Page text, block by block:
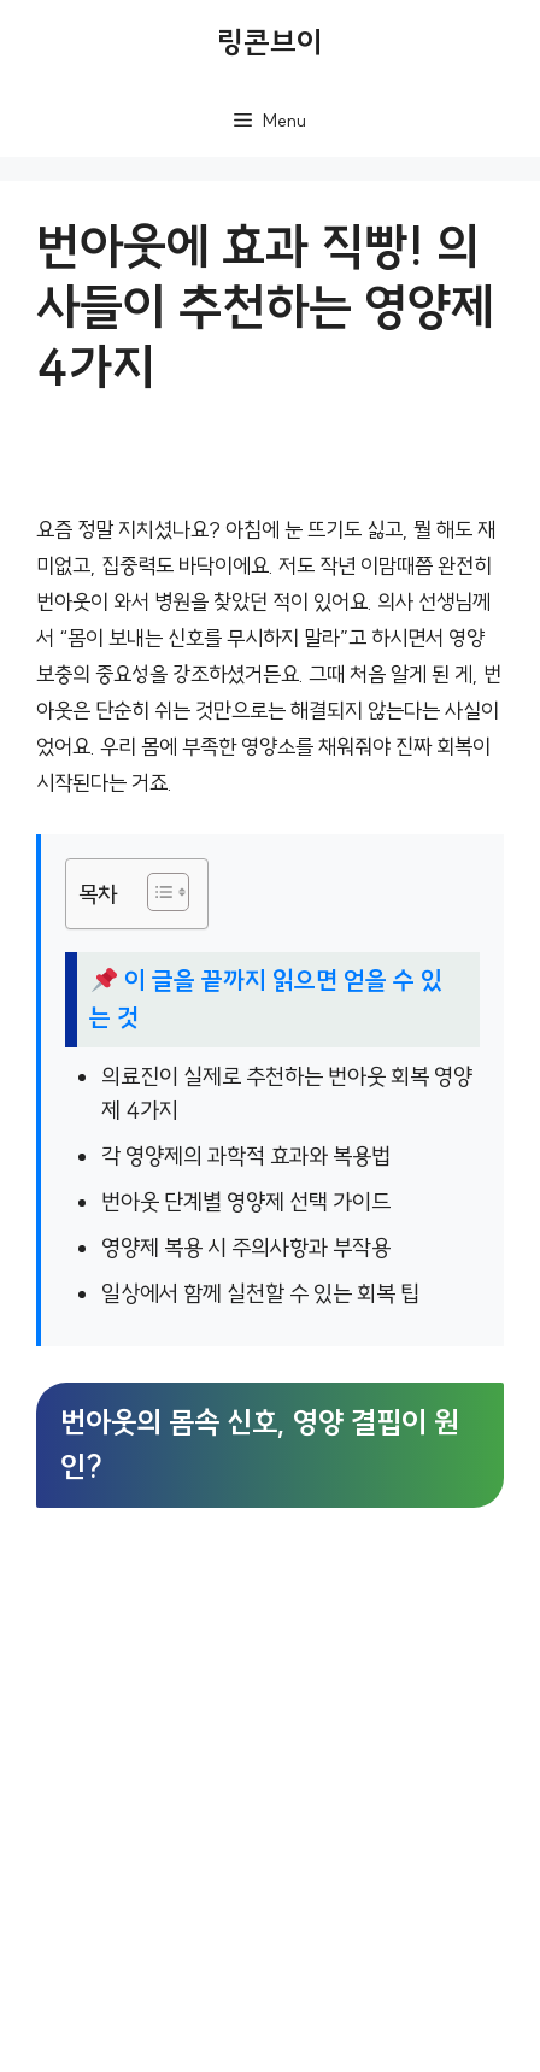
링콘브이
Menu
번아웃에 효과 직빵! 의
사들이 추천하는 영양제
4가지
요즘 정말 지치셨나요? 아침에 눈 뜨기도 싫고, 뭘 해도 재
미없고, 집중력도 바닥이에요. 저도 작년 이맘때쯤 완전히
번아웃이 와서 병원을 찾았던 적이 있어요. 의사 선생님께
서 “몸이 보내는 신호를 무시하지 말라”고 하시면서 영양
보충의 중요성을 강조하셨거든요. 그때 처음 알게 된 게, 번
아웃은 단순히 쉬는 것만으로는 해결되지 않는다는 사실이
었어요. 우리 몸에 부족한 영양소를 채워줘야 진짜 회복이
시작된다는 거죠.
목차
이 글을 끝까지 읽으면 얻을 수 있
는 것
의료진이 실제로 추천하는 번아웃 회복 영양
제 4가지
각 영양제의 과학적 효과와 복용법
번아웃 단계별 영양제 선택 가이드
영양제 복용 시 주의사항과 부작용
일상에서 함께 실천할 수 있는 회복 팁
번아웃의 몸속 신호, 영양 결핍이 원
인?